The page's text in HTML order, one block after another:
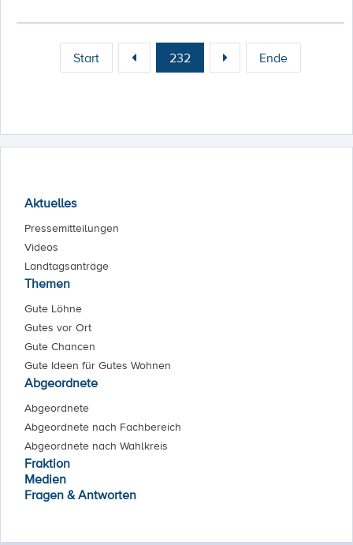
Start 232 Ende
Aktuelles
Pressemitteilungen
Videos
Landtagsanträge
Themen
Gute Löhne
Gutes vor Ort
Gute Chancen
Gute Ideen für Gutes Wohnen
Abgeordnete
Abgeordnete
Abgeordnete nach Fachbereich
Abgeordnete nach Wahlkreis
Fraktion
Medien
Fragen & Antworten